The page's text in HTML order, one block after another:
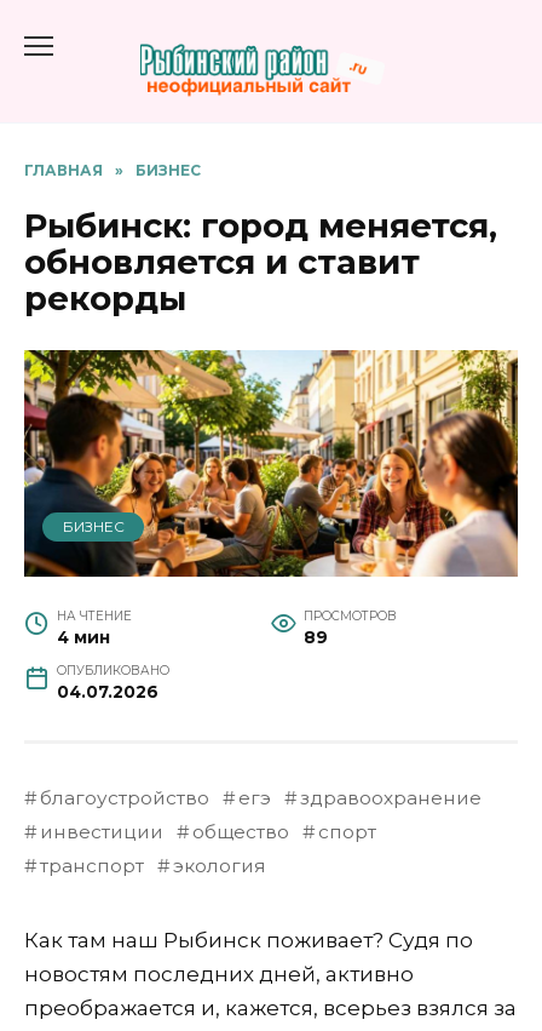
содержанию
ГЛАВНАЯ » БИЗНЕС
Рыбинск: город меняется,
обновляется и ставит
рекорды
БИЗНЕС
НА ЧТЕНИЕ
4 мин
ПРОСМОТРОВ
89
ОПУБЛИКОВАНО
04.07.2026
благоустройство егэ
здравоохранение
инвестиции
общество
спорт
транспорт
экология
Как там наш Рыбинск поживает? Судя по
новостям последних дней, активно
преображается и, кажется, всерьез взялся за